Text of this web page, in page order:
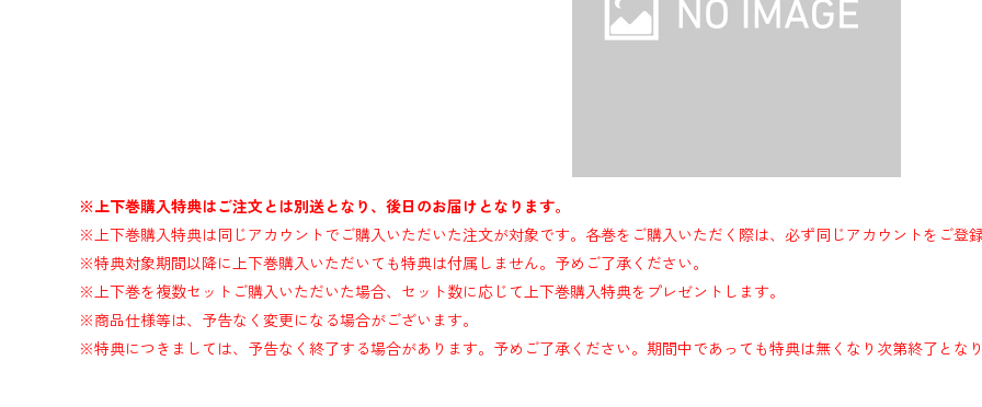
※上下巻購入特典はご注文とは別送となり、後日のお届けとなります。
※上下巻購入特典は同じアカウントでご購入いただいた注文が対象です。各巻をご購入いただく際は、必ず同じアカウントをご登録
※特典対象期間以降に上下巻購入いただいても特典は付属しません。予めご了承ください。
※上下巻を複数セットご購入いただいた場合、セット数に応じて上下巻購入特典をプレゼントします。
※商品仕様等は、予告なく変更になる場合がございます。
※特典につきましては、予告なく終了する場合があります。予めご了承ください。期間中であっても特典は無くなり次第終了となり